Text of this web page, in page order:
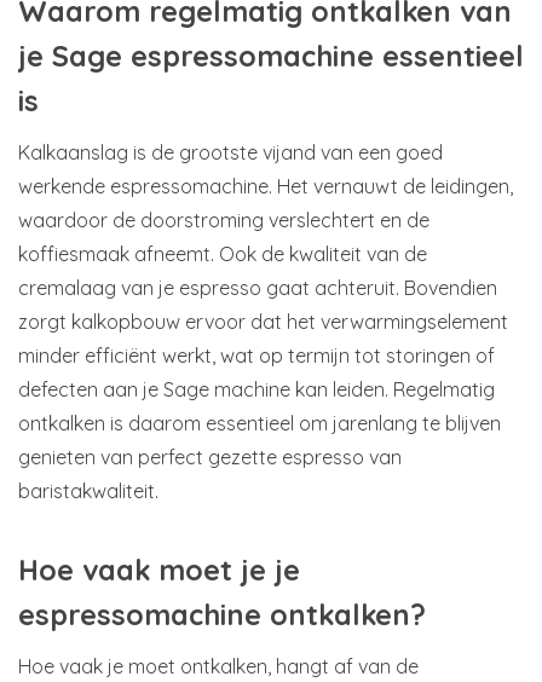
Waarom regelmatig ontkalken van
je Sage espressomachine essentieel
is
Kalkaanslag is de grootste vijand van een goed
werkende espressomachine. Het vernauwt de leidingen,
waardoor de doorstroming verslechtert en de
koffiesmaak afneemt. Ook de kwaliteit van de
cremalaag van je espresso gaat achteruit. Bovendien
zorgt kalkopbouw ervoor dat het verwarmingselement
minder efficiënt werkt, wat op termijn tot storingen of
defecten aan je Sage machine kan leiden. Regelmatig
ontkalken is daarom essentieel om jarenlang te blijven
genieten van perfect gezette espresso van
baristakwaliteit.
Hoe vaak moet je je
espressomachine ontkalken?
Hoe vaak je moet ontkalken, hangt af van de